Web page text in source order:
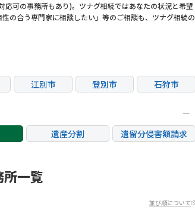
可の事務所もあり)。ツナグ相続ではあなたの状況と希望
の合う専門家に相談したい」等のご相談も、ツナグ相続の
江別市 登別市 石狩市
遺産分割
遺留分侵害額請求
一覧
並び順について